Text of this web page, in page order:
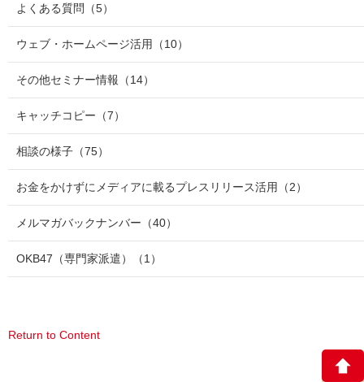
よくある質問 （5）
ウェブ・ホームページ活用 （10）
その他セミナー情報 （14）
キャッチコピー （7）
相談の様子 （75）
お金をかけずにメディアに載るプレスリリース活用 （2）
メルマガバックナンバー （40）
OKB47（専門家派遣） （1）
Return to Content